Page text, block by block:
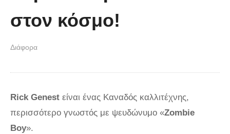
άτυχη μέρα στη δουλειά
στον κόσμο!
Διάφορα
Rick Genest είναι ένας Καναδός καλλιτέχνης,
περισσότερο γνωστός με ψευδώνυμο «Zombie
Boy».